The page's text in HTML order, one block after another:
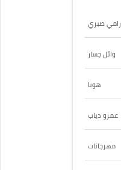
رامي صبري
وائل جسار
هوبا
عمرو دياب
مهرجانات